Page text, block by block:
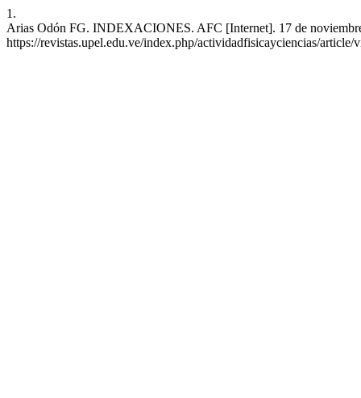
1.
Arias Odón FG. INDEXACIONES. AFC [Internet]. 17 de
https://revistas.upel.edu.ve/index.php/actividadfisicayciencias/article/